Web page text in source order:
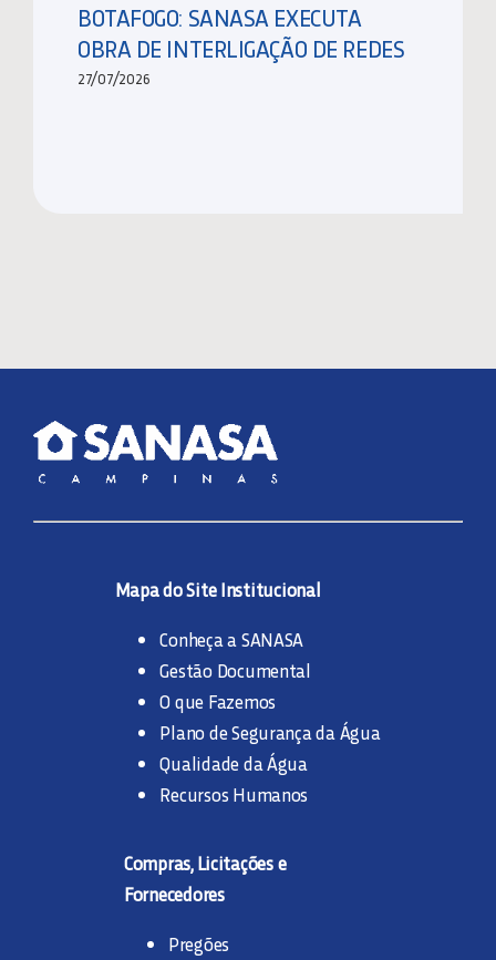
BOTAFOGO: SANASA EXECUTA
OBRA DE INTERLIGAÇÃO DE REDES
27/07/2026
Mapa do Site Institucional
Conheça a SANASA
Gestão Documental
O que Fazemos
Plano de Segurança da Água
Qualidade da Água
Recursos Humanos
Compras, Licitações e
Fornecedores
Pregões